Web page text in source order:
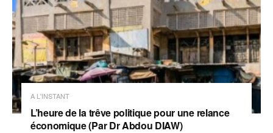
A L'INSTANT
L’heure de la trêve politique pour une relance
économique (Par Dr Abdou DIAW)